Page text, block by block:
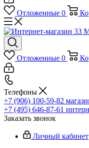
Отложенные 0
Отложенные 0
Телефоны
+7 (906) 100-59-82
+7 (495) 646-87-61
Заказать звонок
Личный кабинет